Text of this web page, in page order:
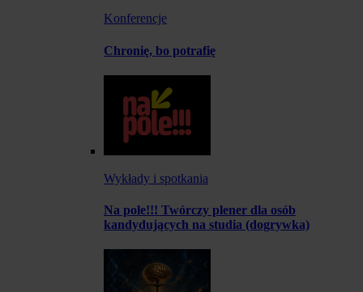
Konferencje
Chronię, bo potrafię
Wykłady i spotkania
Na pole!!! Twórczy plener dla osób
kandydujących na studia (dogrywka)